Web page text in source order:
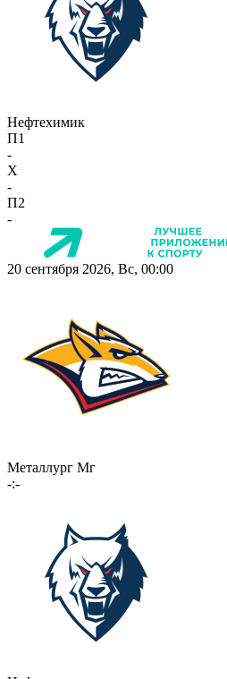
Нефтехимик
П1
-
X
-
П2
-
20 сентября 2026, Вс, 00:00
Металлург Мг
-:-